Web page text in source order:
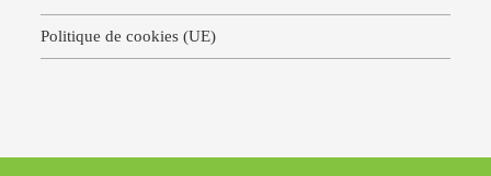
Politique de cookies (UE)